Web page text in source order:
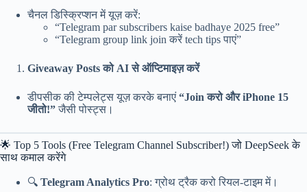
चैनल डिस्क्रिप्शन में यूज़ करें:
“Telegram par subscribers kaise badhaye 2025 free”
“Telegram group link join करें tech tips पाएं”
Giveaway Posts को AI से ऑप्टिमाइज़ करें
डीपसीक की टेम्पलेट्स यूज़ करके बनाएं “Join करो और iPhone 15
जीतो!”जैसी पोस्ट्स।
🌟 Top 5 Tools (Free Telegram Channel Subscriber!) जो DeepSeek के
साथ कमाल करेंगे
🔍 Telegram Analytics Pro: ग्रोथ ट्रैक करो रियल-टाइम में।